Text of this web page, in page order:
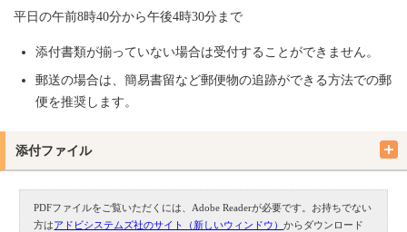
平日の午前8時40分から午後4時30分まで
添付書類が揃っていない場合は受付することができません。
郵送の場合は、簡易書留など郵便物の追跡ができる方法での郵
便を推奨します。
添付ファイル
PDFファイルをご覧いただくには、Adobe Readerが必要です。お持ちでない
方はアドビシステムズ社のサイト（新しいウィンドウ）からダウンロード